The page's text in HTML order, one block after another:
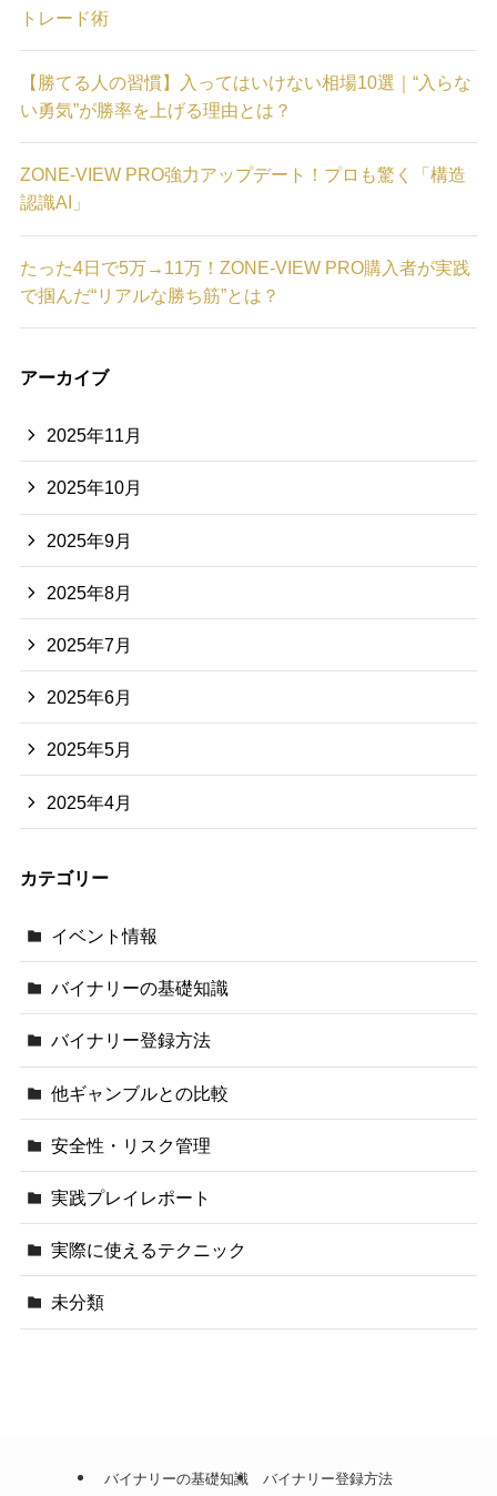
トレード術
【勝てる人の習慣】入ってはいけない相場10選｜“入らな
い勇気”が勝率を上げる理由とは？
ZONE-VIEW PRO強力アップデート！プロも驚く「構造
認識AI」
たった4日で5万→11万！ZONE-VIEW PRO購入者が実践
で掴んだ“リアルな勝ち筋”とは？
アーカイブ
2025年11月
2025年10月
2025年9月
2025年8月
2025年7月
2025年6月
2025年5月
2025年4月
カテゴリー
イベント情報
バイナリーの基礎知識
バイナリー登録方法
他ギャンブルとの比較
安全性・リスク管理
実践プレイレポート
実際に使えるテクニック
未分類
バイナリーの基礎知識 バイナリー登録方法